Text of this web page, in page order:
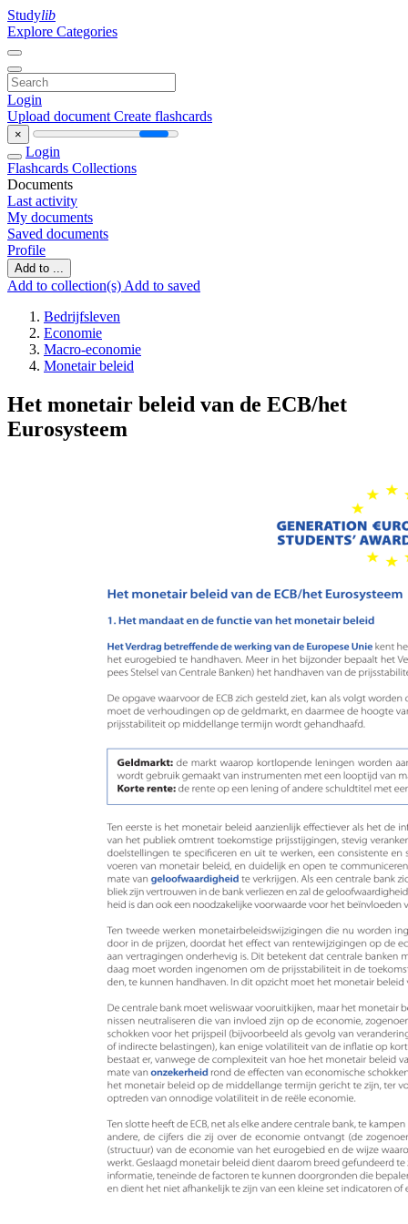
Studylib
Explore Categories
Login
Upload document Create flashcards
×
Login
Flashcards Collections
Documents
Last activity
My documents
Saved documents
Profile
Add to ...
Add to collection(s) Add to saved
Bedrijfsleven
Economie
Macro-economie
Monetair beleid
Het monetair beleid van de ECB/het
Eurosysteem